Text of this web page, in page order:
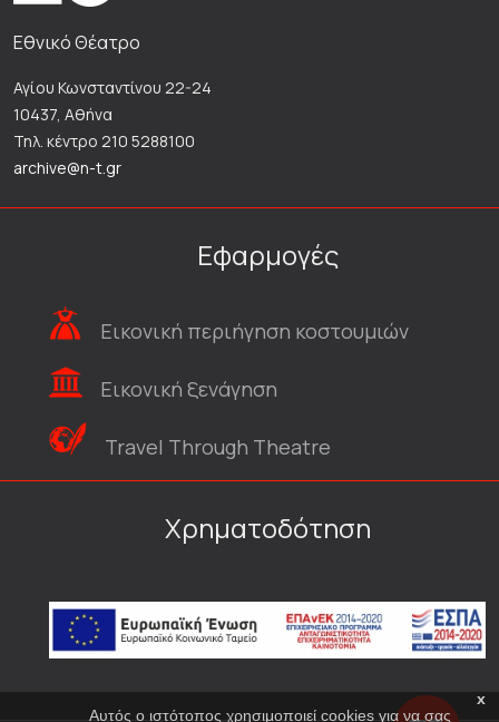
x
Αυτός ο ιστότοπος χρησιμοποιεί cookies για να σας
Εθνικό Θέατρο
Αγίου Κωνσταντίνου 22-24
10437, Αθήνα
Τηλ. κέντρο 210 5288100
archive@n-t.gr
Εφαρμογές
Εικονική περιήγηση κοστουμιών
Εικονική ξενάγηση
Travel Through Theatre
Χρηματοδότηση